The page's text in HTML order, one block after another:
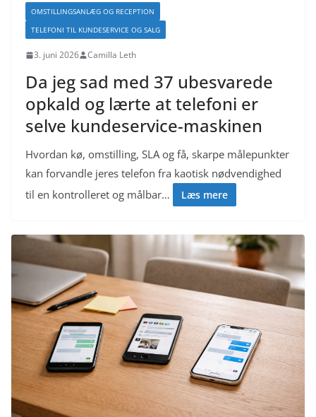
OMSTILLINGSANLÆG OG RECEPTION
TELEFONI TIL KUNDESERVICE OG SALG
3. juni 2026 Camilla Leth
Da jeg sad med 37 ubesvarede
opkald og lærte at telefoni er
selve kundeservice-maskinen
Hvordan kø, omstilling, SLA og få, skarpe målepunkter
kan forvandle jeres telefon fra kaotisk nødvendighed
til en kontrolleret og målbar…
Læs mere